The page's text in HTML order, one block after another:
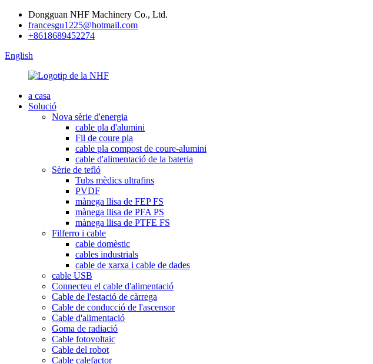
Dongguan NHF Machinery Co., Ltd.
francesgu1225@hotmail.com
+8618689452274
English
a casa
Solució
Nova sèrie d'energia
cable pla d'alumini
Fil de coure pla
cable pla compost de coure-alumini
cable d'alimentació de la bateria
Sèrie de tefló
Tubs mèdics ultrafins
PVDF
mànega llisa de FEP FS
mànega llisa de PFA PS
mànega llisa de PTFE FS
Filferro i cable
cable domèstic
cables industrials
cable de xarxa i cable de dades
cable USB
Connecteu el cable d'alimentació
Cable de l'estació de càrrega
Cable de conducció de l'ascensor
Cable d'alimentació
Goma de radiació
Cable fotovoltaic
Cable del robot
Cable calefactor